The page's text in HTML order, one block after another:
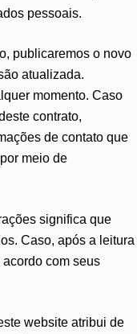
pessoais.
publicaremos o novo
atualizada.
momento. Caso
contrato,
de contato que
meio de
significa que
Caso, após a leitura
com seus
website atribui de